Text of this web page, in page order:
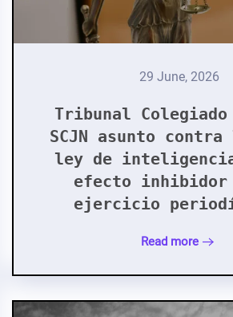
29 June, 2026
Tribunal
SCJN asunto contra
ley de
efecto
ejercicio
Read more